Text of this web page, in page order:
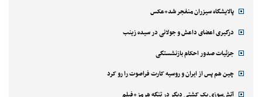
پالایشگاه سیزران منفجر شد+عکس
درگیری اعضای داعش و جولانی در سیده زینب
جزئیات صدور احکام بازنشستگی
چین هم پس از ایران و روسیه کارت فراصوت را رو کرد
آتش‌سوزی یک کشتی دیگر در تنگه هرمز+فیلم